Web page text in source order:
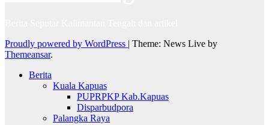
Proudly powered by WordPress | Theme: News Live by
Themeansar.
Berita
Kuala Kapuas
PUPRPKP Kab.Kapuas
Disparbudpora
Palangka Raya